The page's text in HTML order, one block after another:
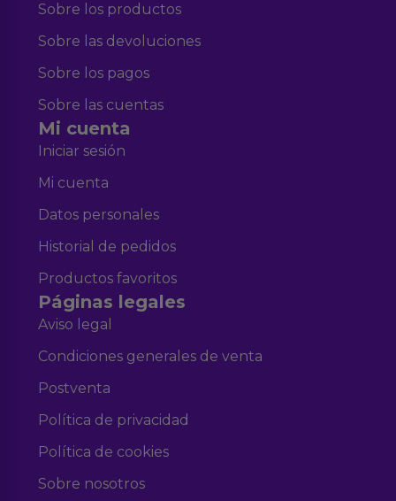
Sobre los productos
Sobre las devoluciones
Sobre los pagos
Sobre las cuentas
Mi cuenta
Iniciar sesión
Mi cuenta
Datos personales
Historial de pedidos
Productos favoritos
Páginas legales
Aviso legal
Condiciones generales de venta
Postventa
Política de privacidad
Política de cookies
Sobre nosotros